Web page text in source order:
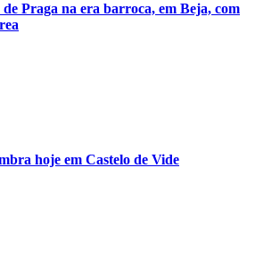
Praga na era barroca, em Beja, com
hoje em Castelo de Vide